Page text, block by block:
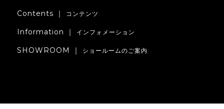
Contents ｜ コンテンツ
Information ｜ インフォメーション
SHOWROOM ｜ ショールームのご案内